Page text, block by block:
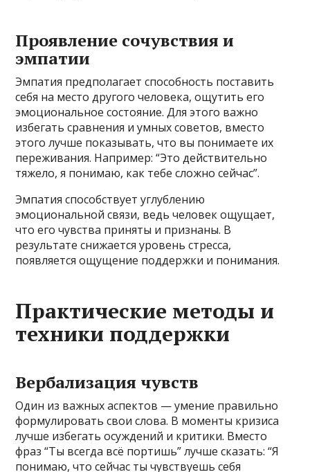
Проявление сочувствия и
эмпатии
Эмпатия предполагает способность поставить
себя на место другого человека, ощутить его
эмоциональное состояние. Для этого важно
избегать сравнения и умных советов, вместо
этого лучше показывать, что вы понимаете их
переживания. Например: “Это действительно
тяжело, я понимаю, как тебе сложно сейчас”.
Эмпатия способствует углублению
эмоциональной связи, ведь человек ощущает,
что его чувства приняты и признаны. В
результате снижается уровень стресса,
появляется ощущение поддержки и понимания.
Практические методы и
техники поддержки
Вербализация чувств
Один из важных аспектов — умение правильно
формулировать свои слова. В моменты кризиса
лучше избегать осуждений и критики. Вместо
фраз “Ты всегда всё портишь” лучше сказать: “Я
понимаю, что сейчас ты чувствуешь себя